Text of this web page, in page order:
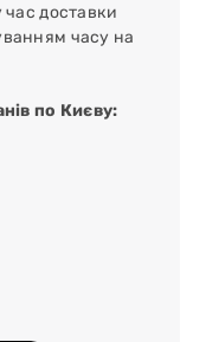
час доставки
часу на
по Києву: